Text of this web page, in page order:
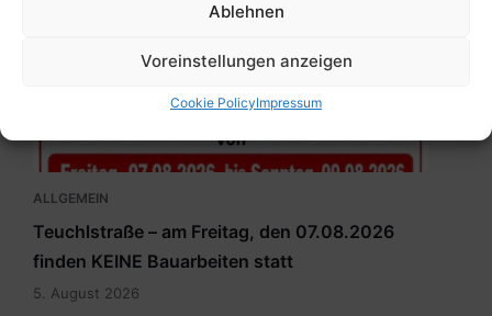
Ablehnen
Voreinstellungen anzeigen
Cookie PolicyImpressum
Teuchlstraße.pdf
ALLGEMEIN
Teuchlstraße – am Freitag, den 07.08.2026
finden KEINE Bauarbeiten statt
5. August 2026